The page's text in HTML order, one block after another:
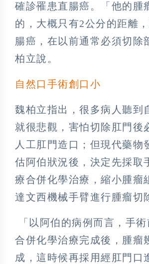
確診罹患直腸癌。「他的腫
的，大概只有2公分的距離
腸癌，在以前通常必須切除
柏立說。
自然口手術創口小
魏柏立指出，很多病人聽到
就很悲觀，害怕切除肛門後
人工肛門造口；但現代藥物
估阿伯狀況後，決定先採取
療合併化學治療，縮小腫瘤
達文西機械手臂進行腫瘤切
「以阿伯的病例而言，手
合併化學治療完成後，腫瘤
成，這時候再採用經肛門口